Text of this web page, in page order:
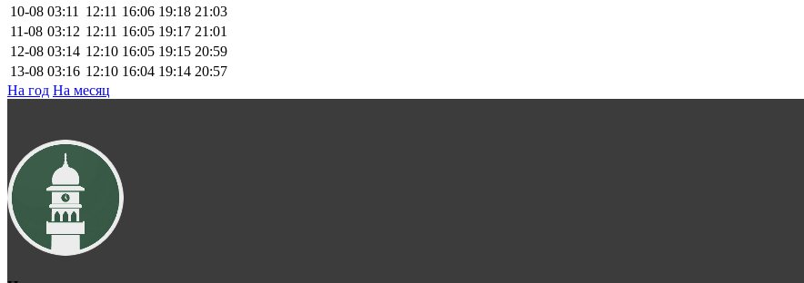
10-08 03:11 12:11 16:06 19:18 21:03
11-08 03:12 12:11 16:05 19:17 21:01
12-08 03:14 12:10 16:05 19:15 20:59
13-08 03:16 12:10 16:04 19:14 20:57
На год На месяц